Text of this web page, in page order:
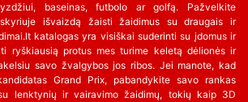
baseinas, futbolo ar golfą. Pažvelkite
išvaizdą žaisti žaidimus su draugais ir
katalogas yra visiškai suderinti su įdomus ir
ryškiausią protus mes turime keletą dėlionės ir
savo žvalgybos jos ribos. Jei manote, kad
Grand Prix, pabandykite savo rankas
lenktynių ir vairavimo žaidimų, tokių kaip 3D